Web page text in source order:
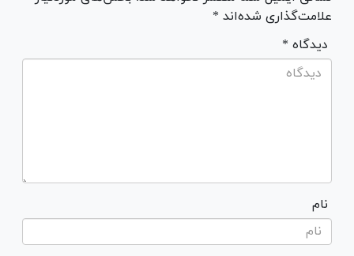
علامت‌گذاری شده‌اند *
* دیدگاه
نام